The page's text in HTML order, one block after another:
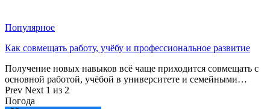
Популярное
Как совмещать работу, учёбу и профессиональное развитие
Получение новых навыков всё чаще приходится совмещать с
основной работой, учёбой в университете и семейными…
Prev Next 1 из 2
Погода